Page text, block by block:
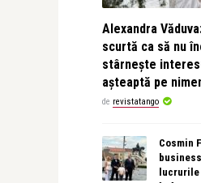
Alexandra
scurtă ca să nu
stârnește
așteaptă pe
de revistatango
Cosmin